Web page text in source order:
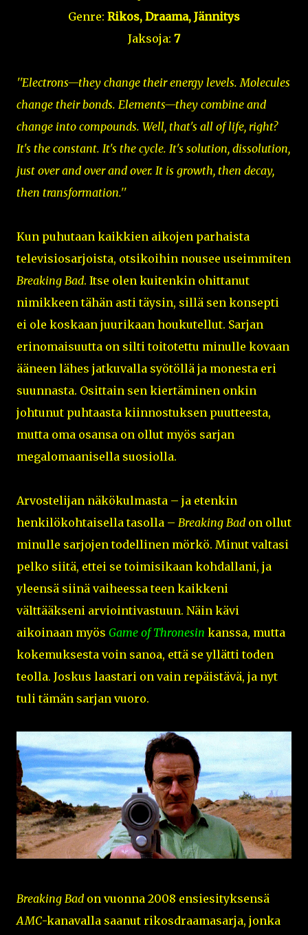
Genre: Rikos, Draama, Jännitys
Jaksoja: 7
''Electrons—they change their energy levels. Molecules
change their bonds. Elements—they combine and
change into compounds. Well, that's all of life, right?
It's the constant. It's the cycle. It's solution, dissolution,
just over and over and over. It is growth, then decay,
then transformation.''
Kun puhutaan kaikkien aikojen parhaista
televisiosarjoista, otsikoihin nousee useimmiten
Breaking Bad. Itse olen kuitenkin ohittanut
nimikkeen tähän asti täysin, sillä sen konsepti
ei ole koskaan juurikaan houkutellut. Sarjan
erinomaisuutta on silti toitotettu minulle kovaan
ääneen lähes jatkuvalla syötöllä ja monesta eri
suunnasta. Osittain sen kiertäminen onkin
johtunut puhtaasta kiinnostuksen puutteesta,
mutta oma osansa on ollut myös sarjan
megalomaanisella suosiolla.
Arvostelijan näkökulmasta – ja etenkin
henkilökohtaisella tasolla – Breaking Bad on ollut
minulle sarjojen todellinen mörkö. Minut valtasi
pelko siitä, ettei se toimisikaan kohdallani, ja
yleensä siinä vaiheessa teen kaikkeni
välttääkseni arviointivastuun. Näin kävi
aikoinaan myös Game of Thronesin kanssa, mutta
kokemuksesta voin sanoa, että se yllätti toden
teolla. Joskus laastari on vain repäistävä, ja nyt
tuli tämän sarjan vuoro.
Breaking Bad on vuonna 2008 ensiesityksensä
AMC-kanavalla saanut rikosdraamasarja, jonka